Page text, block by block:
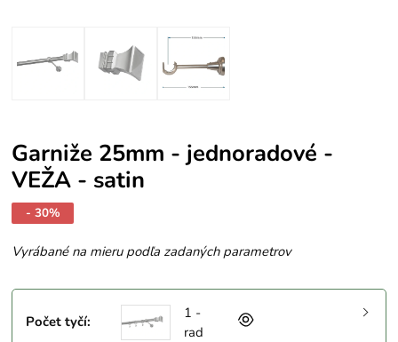
Garniže 25mm - jednoradové -
VEŽA - satin
- 30%
Vyrábané na mieru podľa zadaných parametrov
Počet tyčí:
1 -
rad